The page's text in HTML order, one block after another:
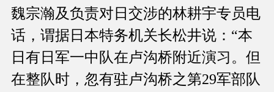
魏宗瀚及负责对日交涉的林耕宇专员电
话，谓据日本特务机关长松井说：“本
日有日军一中队在卢沟桥附近演习。但
在整队时，忽有驻卢沟桥之第29军部队